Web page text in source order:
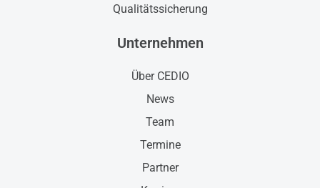
Qualitätssicherung
Unternehmen
Über CEDIO
News
Team
Termine
Partner